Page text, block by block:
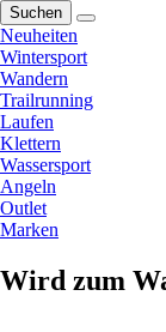
Suchen
Neuheiten
Wintersport
Wandern
Trailrunning
Laufen
Klettern
Wassersport
Angeln
Outlet
Marken
Wird zum